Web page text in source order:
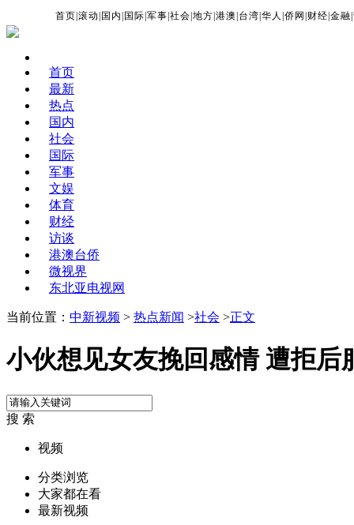
首页 |滚动 国内 国际 |军事 |社会 |地方 |港澳 台湾 |华人 |侨网 财经 |金融 |
首页
最新
热点
国内
社会
国际
军事
文娱
体育
财经
访谈
港澳台侨
微视界
东北亚电视网
当前位置： 中新视频 > 热点新闻 >社会 >正文
小伙想见女友挽回感情 遭拒后
搜 索
视频
分类浏览
大家都在看
最新视频